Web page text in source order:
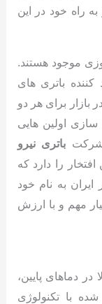
به راه خود در این
موجود هستند.
باتری های
برای هر دو
اولین هایی
شرکت باتری نیرو
را دارد که
ایران به نام خود
مهم و با ارزش
دماهای پایین،
با تکنولوژی